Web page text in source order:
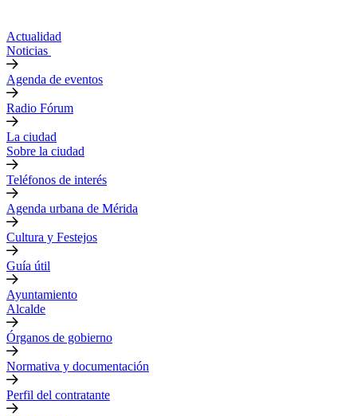
Actualidad
Noticias
Agenda de eventos
Radio Fórum
La ciudad
Sobre la ciudad
Teléfonos de interés
Agenda urbana de Mérida
Cultura y Festejos
Guía útil
Ayuntamiento
Alcalde
Órganos de gobierno
Normativa y documentación
Perfil del contratante